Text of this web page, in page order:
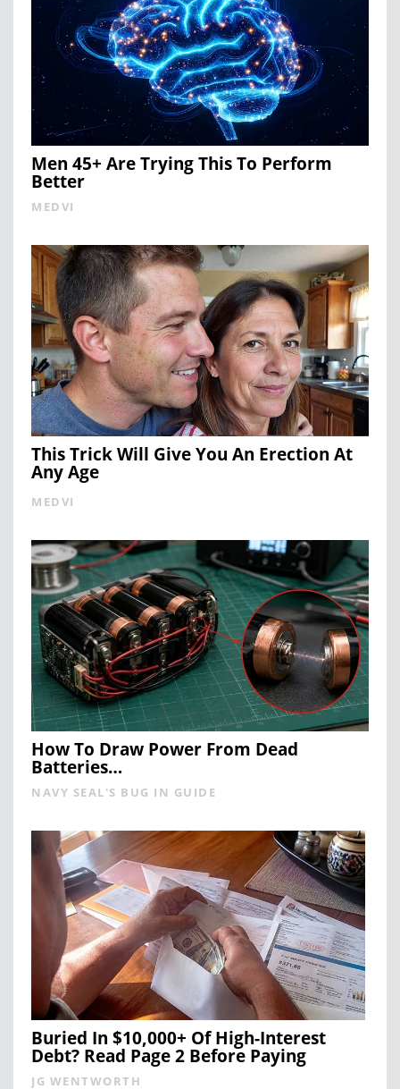
Men 45+ Are Trying This To Perform
Better
MEDVI
This Trick Will Give You An Erection At
Any Age
MEDVI
How To Draw Power From Dead
Batteries…
NAVY SEAL'S BUG IN GUIDE
Buried In $10,000+ Of High-Interest
Debt? Read Page 2 Before Paying
JG WENTWORTH